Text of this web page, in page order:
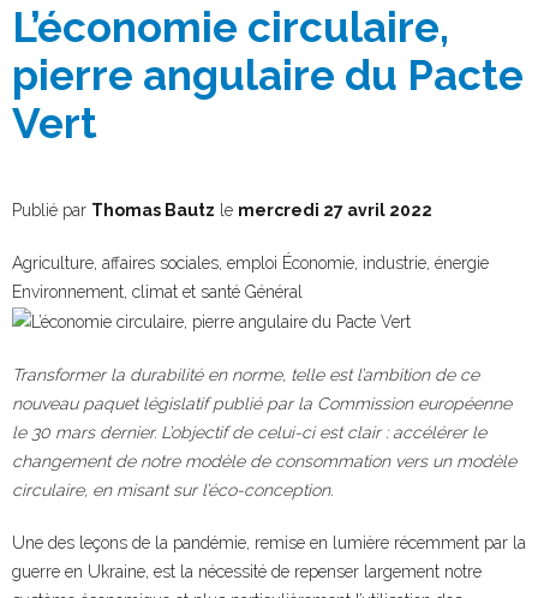
L’économie circulaire,
pierre angulaire du Pacte
Vert
Publié par Thomas Bautz le mercredi 27 avril 2022
Agriculture, affaires sociales, emploi Économie, industrie, énergie
Environnement, climat et santé Général
Transformer la durabilité en norme, telle est l’ambition de ce
nouveau paquet législatif publié par la Commission européenne
le 30 mars dernier. L’objectif de celui-ci est clair : accélérer le
changement de notre modèle de consommation vers un modèle
circulaire, en misant sur l’éco-conception.
Une des leçons de la pandémie, remise en lumière récemment par la
guerre en Ukraine, est la nécessité de repenser largement notre